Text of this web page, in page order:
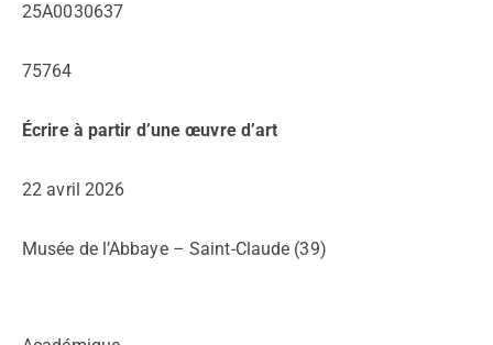
25A0030637
75764
Écrire à partir d’une œuvre d’art
22 avril 2026
Musée de l’Abbaye – Saint-Claude (39)